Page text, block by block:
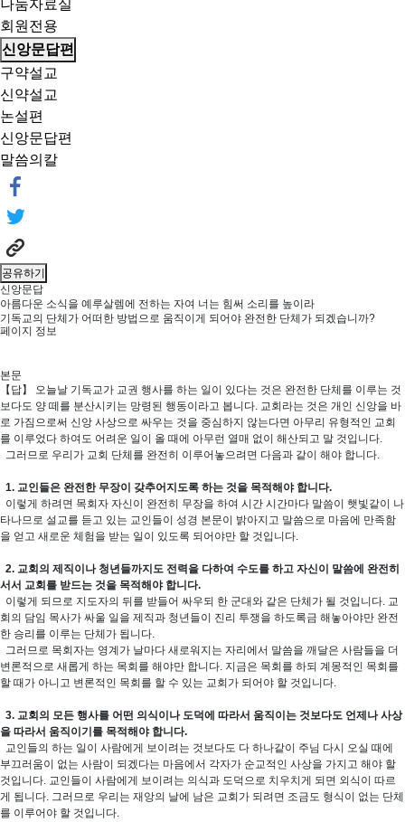
나눔자료실
회원전용
신앙문답편
구약설교
신약설교
논설편
신앙문답편
말씀의칼
공유하기
신앙문답
아름다운 소식을 예루살렘에 전하는 자여 너는 힘써 소리를 높이라
기독교의 단체가 어떠한 방법으로 움직이게 되어야 완전한 단체가 되겠습니까?
페이지 정보
본문
【답】 오늘날 기독교가 교권 행사를 하는 일이 있다는 것은 완전한 단체를 이루는 것
보다도 양 떼를 분산시키는 망령된 행동이라고 봅니다. 교회라는 것은 개인 신앙을 바
로 가짐으로써 신앙 사상으로 싸우는 것을 중심하지 않는다면 아무리 유형적인 교회
를 이루었다 하여도 어려운 일이 올 때에 아무런 열매 없이 해산되고 말 것입니다.
그러므로 우리가 교회 단체를 완전히 이루어놓으려면 다음과 같이 해야 합니다.
1. 교인들은 완전한 무장이 갖추어지도록 하는 것을 목적해야 합니다.
이렇게 하려면 목회자 자신이 완전히 무장을 하여 시간 시간마다 말씀이 햇빛같이 나
타나므로 설교를 듣고 있는 교인들이 성경 본문이 밝아지고 말씀으로 마음에 만족함
을 얻고 새로운 체험을 받는 일이 있도록 되어야만 할 것입니다.
2. 교회의 제직이나 청년들까지도 전력을 다하여 수도를 하고 자신이 말씀에 완전히
서서 교회를 받드는 것을 목적해야 합니다.
이렇게 되므로 지도자의 뒤를 받들어 싸우되 한 군대와 같은 단체가 될 것입니다. 교
회의 담임 목사가 싸울 일을 제직과 청년들이 진리 투쟁을 하도록금 해놓아야만 완전
한 승리를 이루는 단체가 됩니다.
그러므로 목회자는 영계가 날마다 새로워지는 자리에서 말씀을 깨달은 사람들을 더
변론적으로 새롭게 하는 목회를 해야만 합니다. 지금은 목회를 하되 계몽적인 목회를
할 때가 아니고 변론적인 목회를 할 수 있는 교회가 되어야 할 것입니다.
3. 교회의 모든 행사를 어떤 의식이나 도덕에 따라서 움직이는 것보다도 언제나 사상
을 따라서 움직이기를 목적해야 합니다.
교인들의 하는 일이 사람에게 보이려는 것보다도 다 하나같이 주님 다시 오실 때에
부끄러움이 없는 사람이 되겠다는 마음에서 각자가 순교적인 사상을 가지고 해야 할
것입니다. 교인들이 사람에게 보이려는 의식과 도덕으로 치우치게 되면 외식이 따르
게 됩니다. 그러므로 우리는 재앙의 날에 남은 교회가 되려면 조금도 형식이 없는 단체
를 이루어야 할 것입니다.